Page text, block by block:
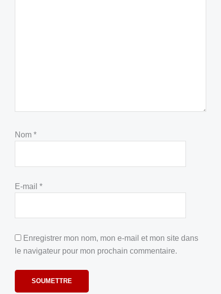
Nom *
E-mail *
Enregistrer mon nom, mon e-mail et mon site dans
le navigateur pour mon prochain commentaire.